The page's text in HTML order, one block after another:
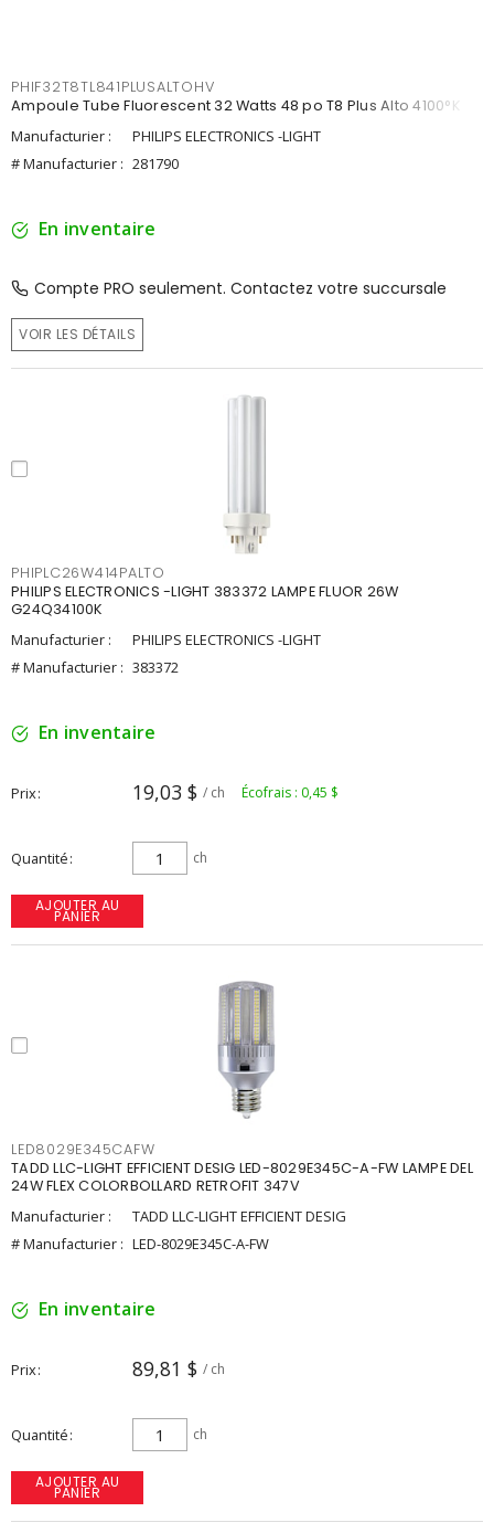
PHIF32T8TL841PLUSALTOHV
Ampoule Tube Fluorescent 32 Watts 48 po T8 Plus Alto 4100°K
Manufacturier :
PHILIPS ELECTRONICS -LIGHT
# Manufacturier : 281790
En inventaire
Compte PRO seulement. Contactez votre succursale
VOIR LES DÉTAILS
PHIPLC26W414PALTO
PHILIPS ELECTRONICS -LIGHT 383372 LAMPE FLUOR 26W
G24Q34100K
Manufacturier :
PHILIPS ELECTRONICS -LIGHT
# Manufacturier : 383372
En inventaire
Prix 19,03 $ / ch Écofrais : 0,45 $
Quantité ch
AJOUTER AU
PANIER
LED8029E345CAFW
TADD LLC-LIGHT EFFICIENT DESIG LED-8029E345C-A-FW LAMPE DEL
24W FLEX COLORBOLLARD RETROFIT 347V
Manufacturier :
TADD LLC-LIGHT EFFICIENT DESIG
# Manufacturier : LED-8029E345C-A-FW
En inventaire
Prix 89,81 $ / ch
Quantité ch
AJOUTER AU
PANIER